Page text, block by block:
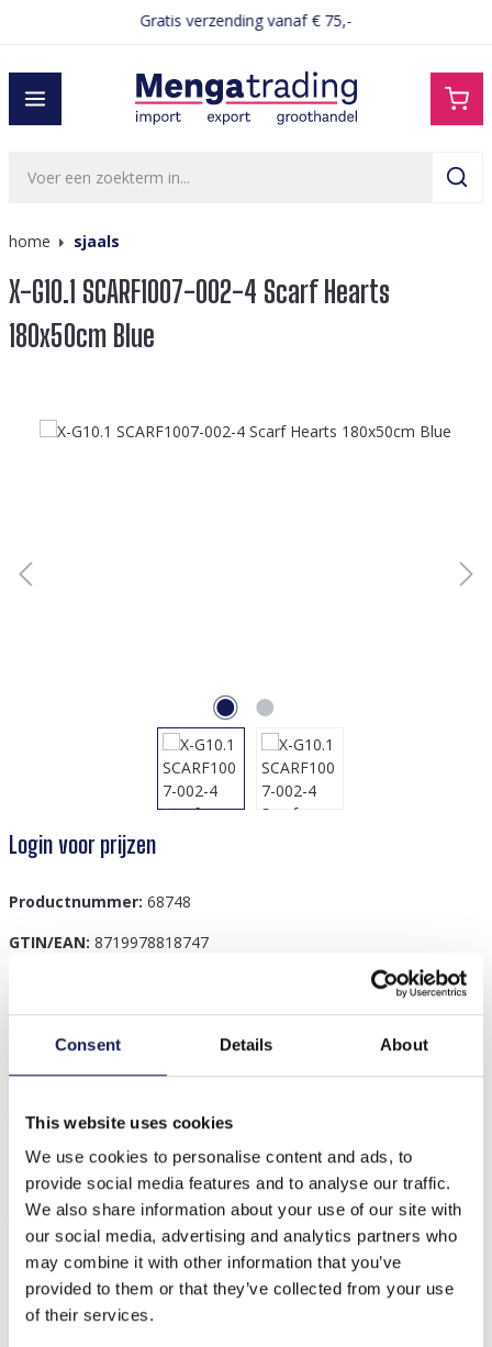
Consent Details About
This website uses cookies
We use cookies to personalise content and ads, to
provide social media features and to analyse our traffic.
We also share information about your use of our site with
our social media, advertising and analytics partners who
may combine it with other information that you’ve
provided to them or that they’ve collected from your use
of their services.
Gratis verzending vanaf € 75,-
home sjaals
X-G10.1 SCARF1007-002-4 Scarf Hearts
180x50cm Blue
Afbeeldingengalerij overslaan
Login voor prijzen
Productnummer: 68748
GTIN/EAN: 8719978818747
Maak kennis met de X-G10.1 SCARF1007-002-4 Scarf
vleugje charme toevoe…Meer
Anderen kochten ook